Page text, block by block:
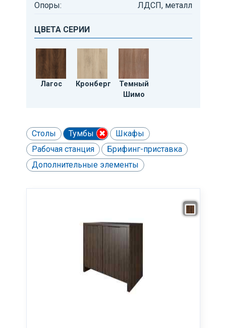
Опоры: ЛДСП, металл
ЦВЕТА СЕРИИ
Лагос Кронберг
Темный
Шимо
Столы Тумбы ✖
Шкафы
Рабочая станция
Брифинг-приставка
Дополнительные элементы